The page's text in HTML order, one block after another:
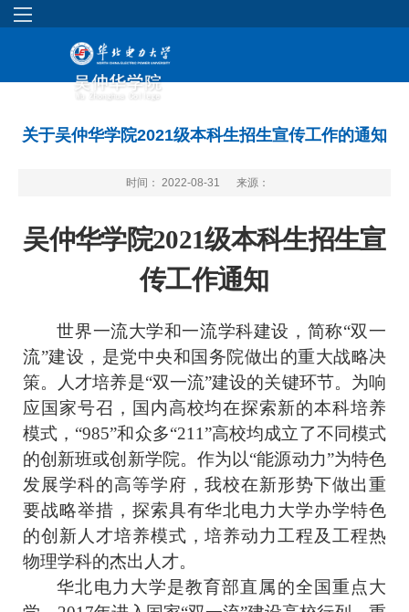
关于吴仲华学院2021级本科生招生宣传工作的通知
时间： 2022-08-31 来源：
吴仲华学院2021级本科生招生宣
传工作通知
世界一流大学和一流学科建设，简称“双一
流”建设，是党中央和国务院做出的重大战略决
策。人才培养是“双一流”建设的关键环节。为响
应国家号召，国内高校均在探索新的本科培养
模式， “985”和众多“211”高校均成立了不同模式
的创新班或创新学院。作为以“能源动力”为特色
发展学科的高等学府，我校在新形势下做出重
要战略举措，探索具有华北电力大学办学特色
的创新人才培养模式，培养动力工程及工程热
物理学科的杰出人才。
华北电力大学是教育部直属的全国重点大